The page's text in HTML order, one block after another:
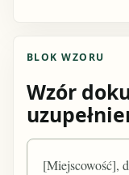
BLOK WZORU
Wzór
[Miejscowość],